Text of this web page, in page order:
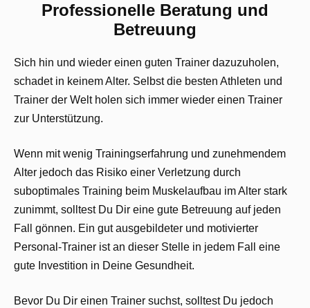
Professionelle Beratung und
Betreuung
Sich hin und wieder einen guten Trainer dazuzuholen,
schadet in keinem Alter. Selbst die besten Athleten und
Trainer der Welt holen sich immer wieder einen Trainer
zur Unterstützung.
Wenn mit wenig Trainingserfahrung und zunehmendem
Alter jedoch das Risiko einer Verletzung durch
suboptimales Training beim Muskelaufbau im Alter stark
zunimmt, solltest Du Dir eine gute Betreuung auf jeden
Fall gönnen. Ein gut ausgebildeter und motivierter
Personal-Trainer ist an dieser Stelle in jedem Fall eine
gute Investition in Deine Gesundheit.
Bevor Du Dir einen Trainer suchst, solltest Du jedoch